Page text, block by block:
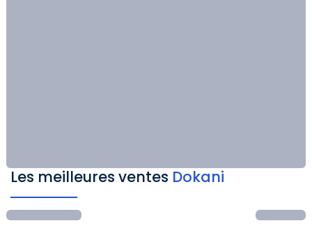
Les meilleures ventes Dokani